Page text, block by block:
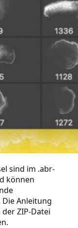
sind im .abr-
können
Anleitung
ZIP-Datei